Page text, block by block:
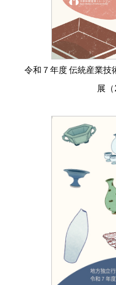
令和７年度 伝統産業技
展（